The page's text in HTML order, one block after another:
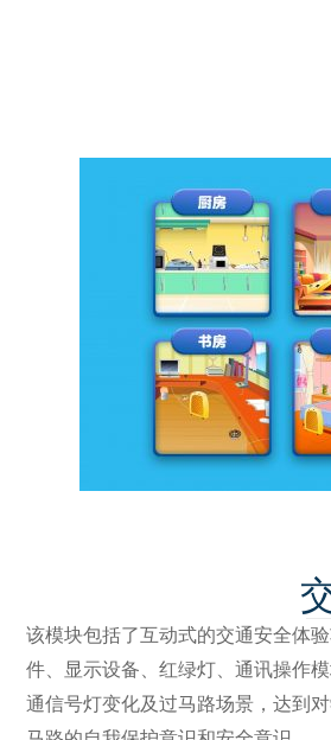
该模块包括了互动式的交通安全体
件、显示设备、红绿灯、通讯操作
通信号灯变化及过马路场景，达到